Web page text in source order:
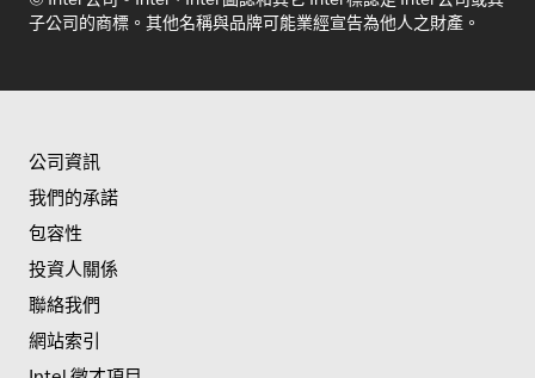
子公司的商標。其他名稱與品牌可能業經宣告為他人之財產。
公司資訊
我們的承諾
包容性
投資人關係
聯絡我們
網站索引